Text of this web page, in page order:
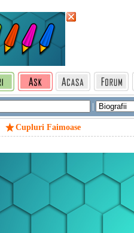
|
Cupluri Faimoase